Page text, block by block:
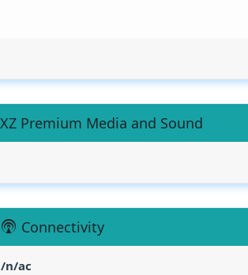
Premium Media and Sound
Connectivity
n/ac